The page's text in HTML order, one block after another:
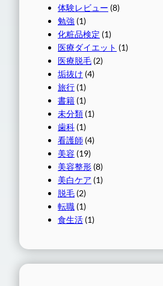
体験レビュー (8)
勉強 (1)
化粧品検定 (1)
医療ダイエット (1)
医療脱毛 (2)
垢抜け (4)
旅行 (1)
書籍 (1)
未分類 (1)
歯科 (1)
看護師 (4)
美容 (19)
美容整形 (8)
美白ケア (1)
脱毛 (2)
転職 (1)
食生活 (1)